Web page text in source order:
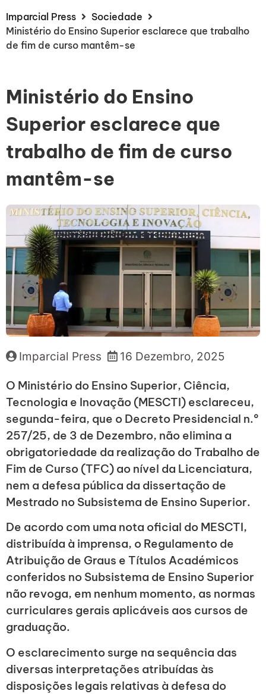
Imparcial Press
Sociedade
Ministério do Ensino Superior esclarece que trabalho
de fim de curso mantêm-se
Ministério do Ensino
Superior esclarece que
trabalho de fim de curso
mantêm-se
Imparcial Press 16 Dezembro, 2025
O Ministério do Ensino Superior, Ciência,
Tecnologia e Inovação (MESCTI) esclareceu,
segunda-feira, que o Decreto Presidencial n.º
257/25, de 3 de Dezembro, não elimina a
obrigatoriedade da realização do Trabalho de
Fim de Curso (TFC) ao nível da Licenciatura,
nem a defesa pública da dissertação de
Mestrado no Subsistema de Ensino Superior.
De acordo com uma nota oficial do MESCTI,
distribuída à imprensa, o Regulamento de
Atribuição de Graus e Títulos Académicos
conferidos no Subsistema de Ensino Superior
não revoga, em nenhum momento, as normas
curriculares gerais aplicáveis aos cursos de
graduação.
O esclarecimento surge na sequência das
diversas interpretações atribuídas às
disposições legais relativas à defesa do